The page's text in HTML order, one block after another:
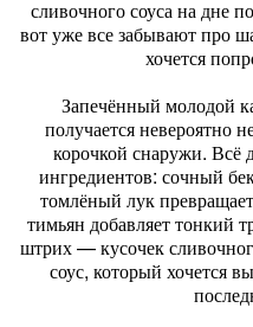
сливочного соуса на дне
вот уже все забывают про
хочется
Запечённый молодой
получается невероятно
корочкой снаружи. Всё
ингредиентов: сочный
томлёный лук
тимьян добавляет тонкий
штрих — кусочек
соус, который хочется